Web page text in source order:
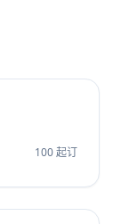
100 起订